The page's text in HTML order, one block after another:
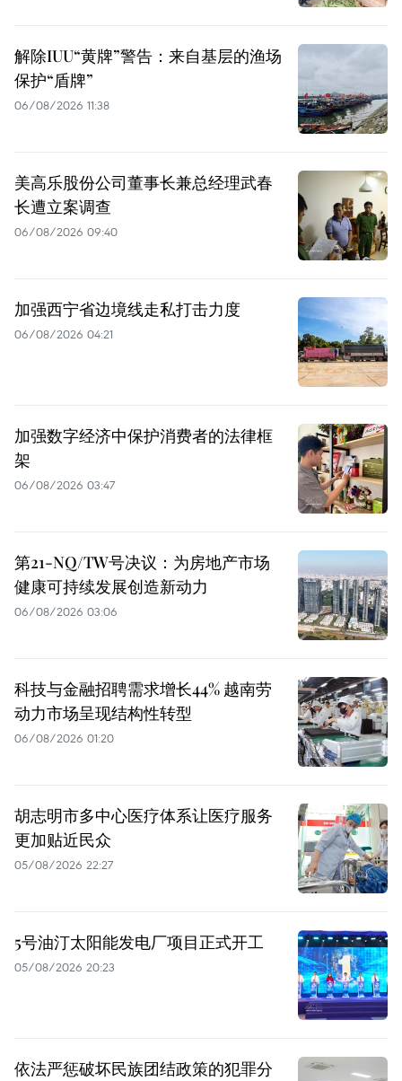
解除IUU“黄牌”警告：来自基层的渔场
保护“盾牌”
06/08/2026 11:38
美高乐股份公司董事长兼总经理武春
长遭立案调查
06/08/2026 09:40
加强西宁省边境线走私打击力度
06/08/2026 04:21
加强数字经济中保护消费者的法律框
架
06/08/2026 03:47
第21-NQ/TW号决议：为房地产市场
健康可持续发展创造新动力
06/08/2026 03:06
科技与金融招聘需求增长44% 越南劳
动力市场呈现结构性转型
06/08/2026 01:20
胡志明市多中心医疗体系让医疗服务
更加贴近民众
05/08/2026 22:27
5号油汀太阳能发电厂项目正式开工
05/08/2026 20:23
依法严惩破坏民族团结政策的犯罪分